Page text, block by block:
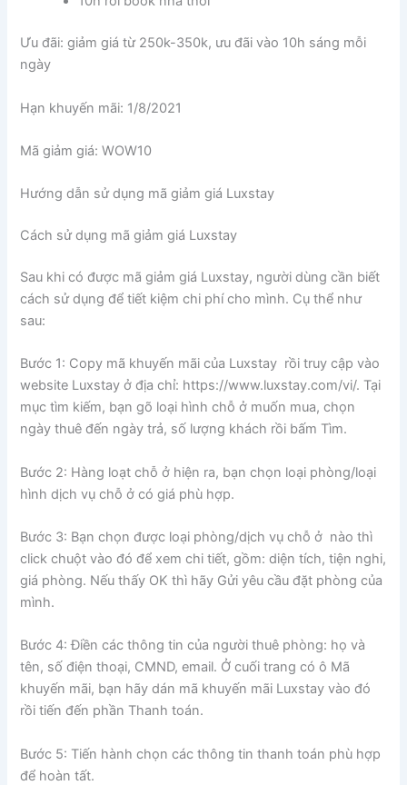
Ưu đãi: giảm giá từ 250k-350k, ưu đãi vào 10h sáng mỗi
ngày
Hạn khuyến mãi: 1/8/2021
Mã giảm giá: WOW10
Hướng dẫn sử dụng mã giảm giá Luxstay
Cách sử dụng mã giảm giá Luxstay
Sau khi có được mã giảm giá Luxstay, người dùng cần biết
cách sử dụng để tiết kiệm chi phí cho mình. Cụ thể như
sau:
Bước 1: Copy mã khuyến mãi của Luxstay rồi truy cập vào
website Luxstay ở địa chỉ: https://www.luxstay.com/vi/. Tại
mục tìm kiếm, bạn gõ loại hình chỗ ở muốn mua, chọn
ngày thuê đến ngày trả, số lượng khách rồi bấm Tìm.
Bước 2: Hàng loạt chỗ ở hiện ra, bạn chọn loại phòng/loại
hình dịch vụ chỗ ở có giá phù hợp.
Bước 3: Bạn chọn được loại phòng/dịch vụ chỗ ở nào thì
click chuột vào đó để xem chi tiết, gồm: diện tích, tiện nghi,
giá phòng. Nếu thấy OK thì hãy Gửi yêu cầu đặt phòng của
mình.
Bước 4: Điền các thông tin của người thuê phòng: họ và
tên, số điện thoại, CMND, email. Ở cuối trang có ô Mã
khuyến mãi, bạn hãy dán mã khuyến mãi Luxstay vào đó
rồi tiến đến phần Thanh toán.
Bước 5: Tiến hành chọn các thông tin thanh toán phù hợp
để hoàn tất.